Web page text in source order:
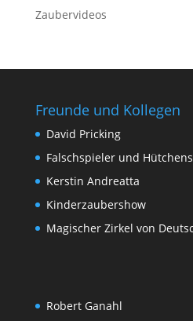
Zaubervideos
Freunde und Kollegen
David Pricking
Falschspieler und
Kerstin Andreatta
Kinderzaubershow
Magischer Zirkel von
Robert Ganahl